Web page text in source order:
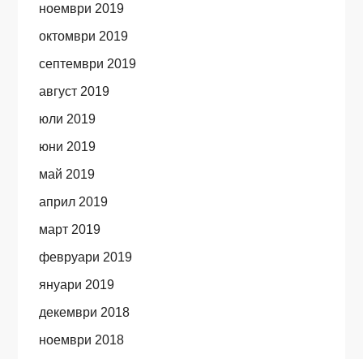
ноември 2019
октомври 2019
септември 2019
август 2019
юли 2019
юни 2019
май 2019
април 2019
март 2019
февруари 2019
януари 2019
декември 2018
ноември 2018